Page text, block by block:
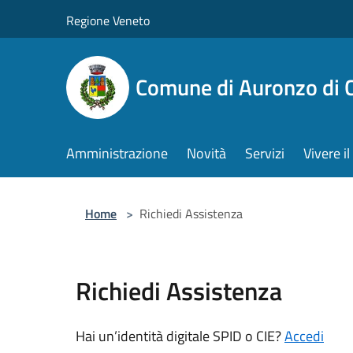
Regione Veneto
Comune di Auronzo di
Amministrazione Novità Servizi Vivere
Home > Richiedi Assistenza
Richiedi Assistenza
Hai un’identità digitale SPID o CIE?Accedi